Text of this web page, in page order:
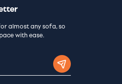
almost any sofa, so
with ease.